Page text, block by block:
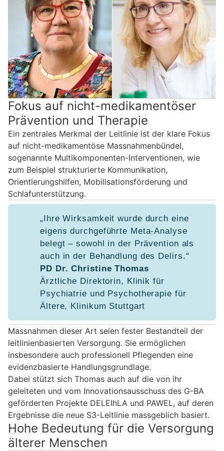
Fokus auf nicht-medikamentöser
Prävention und Therapie
Ein zentrales Merkmal der Leitlinie ist der klare Fokus
auf nicht-medikamentöse Massnahmenbündel,
sogenannte Multikomponenten-Interventionen, wie
zum Beispiel strukturierte Kommunikation,
Orientierungshilfen, Mobilisationsförderung und
Schlafunterstützung.
„Ihre Wirksamkeit wurde durch eine
eigens durchgeführte Meta-Analyse
belegt – sowohl in der Prävention als
auch in der Behandlung des Delirs.“
PD Dr. Christine Thomas
Ärztliche Direktorin, Klinik für
Psychiatrie und Psychotherapie für
Ältere, Klinikum Stuttgart
Massnahmen dieser Art seien fester Bestandteil der
leitlinienbasierten Versorgung. Sie ermöglichen
insbesondere auch professionell Pflegenden eine
evidenzbasierte Handlungsgrundlage.
Dabei stützt sich Thomas auch auf die von ihr
geleiteten und vom Innovationsausschuss des G-BA
geförderten Projekte DELEIhLA und PAWEL, auf deren
Ergebnisse die neue S3-Leitlinie massgeblich basiert.
Hohe Bedeutung für die Versorgung
älterer Menschen